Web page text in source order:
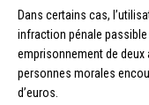
Dans certains cas,
infraction pénale passible
emprisonnement de
personnes morales
d’euros.